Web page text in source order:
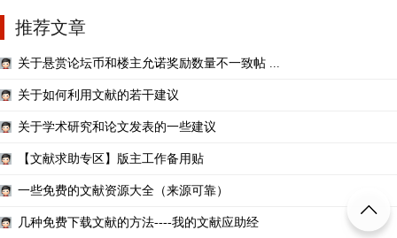
推荐文章
关于悬赏论坛币和楼主允诺奖励数量不一致帖 ...
关于如何利用文献的若干建议
关于学术研究和论文发表的一些建议
【文献求助专区】版主工作备用贴
一些免费的文献资源大全（来源可靠）
几种免费下载文献的方法----我的文献应助经